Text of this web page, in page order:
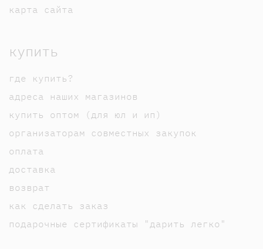
карта сайта
купить
где купить?
адреса наших магазинов
купить оптом (для юл и ип)
организаторам совместных закупок
оплата
доставка
возврат
как сделать заказ
подарочные сертификаты "дарить легко"